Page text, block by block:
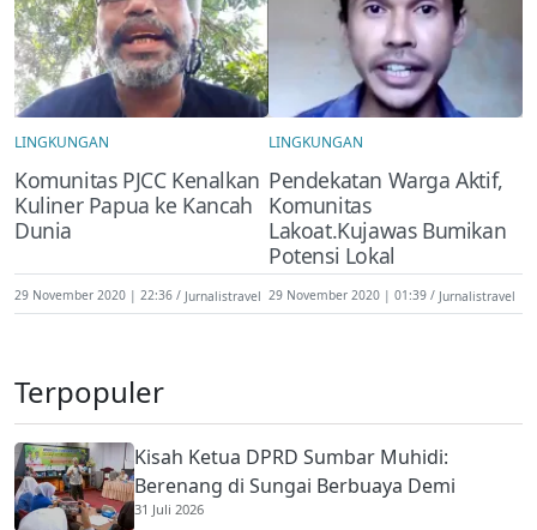
LINGKUNGAN
Komunitas PJCC Kenalkan
Kuliner Papua ke Kancah
Dunia
29 November 2020 | 22:36 Jurnalistravel
LINGKUNGAN
Pendekatan Warga Aktif,
Komunitas
Lakoat.Kujawas Bumikan
Potensi Lokal
29 November 2020 | 01:39 Jurnalistravel
Terpopuler
Kisah Ketua DPRD Sumbar Muhidi:
Berenang di Sungai Berbuaya Demi
Membantu Ekonomi Orang Tua
31 Juli 2026